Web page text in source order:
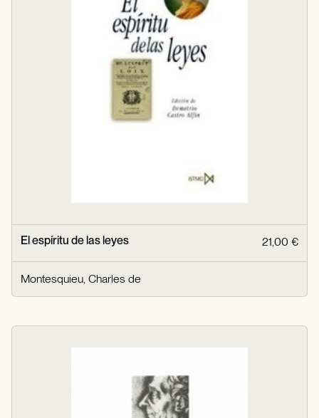
El espíritu de las leyes 21,00 €
Montesquieu, Charles de